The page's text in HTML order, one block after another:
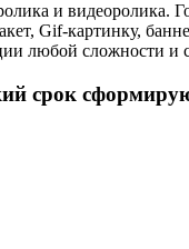
и видеоролика.
Gif-картинку,
любой сложности и
срок